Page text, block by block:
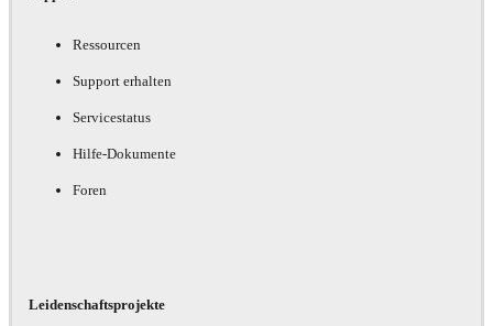
Ressourcen
Support erhalten
Servicestatus
Hilfe-Dokumente
Foren
Leidenschaftsprojekte